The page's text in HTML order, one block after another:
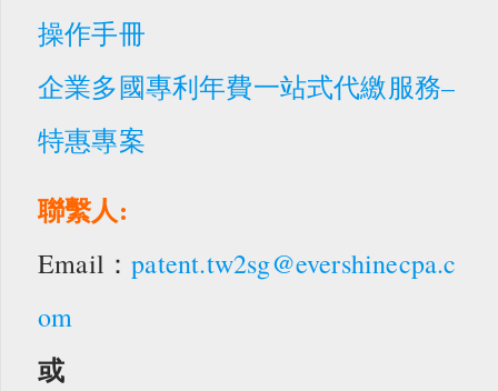
操作手冊
企業多國專利年費一站式代繳服務–
特惠專案
聯繫人:
Email：patent.tw2sg@evershinecpa.c
om
或